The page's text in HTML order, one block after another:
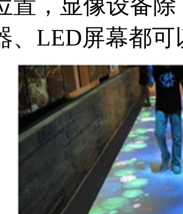
、LED屏幕都